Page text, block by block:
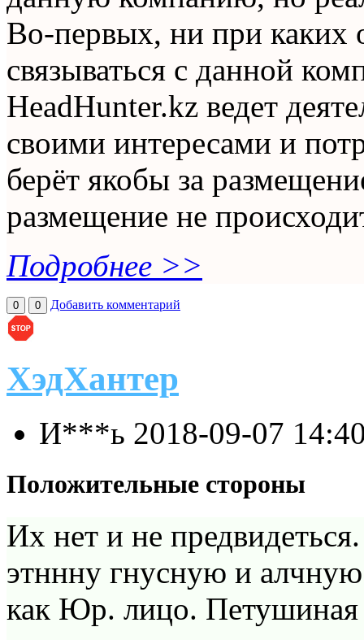
Во-первых, ни при каких
связываться с данной
HeadHunter.kz ведет
своими интересами и
берёт якобы за
размещение не
Подробнее >>
0 0 Добавить комментарий
ХэдХантер
И***ь 2018-09-07
Положительные стороны
Их нет и не
этннну гнусную и
как Юр. лицо. Петушиная